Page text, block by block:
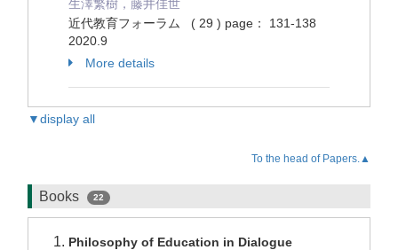
生澤繁樹，藤井佳世
近代教育フォーラム ( 29 ) page： 131-138
2020.9
More details
▼display all
To the head of Papers.▲
Books 22
Philosophy of Education in Dialogue